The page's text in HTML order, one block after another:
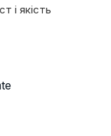
і якість